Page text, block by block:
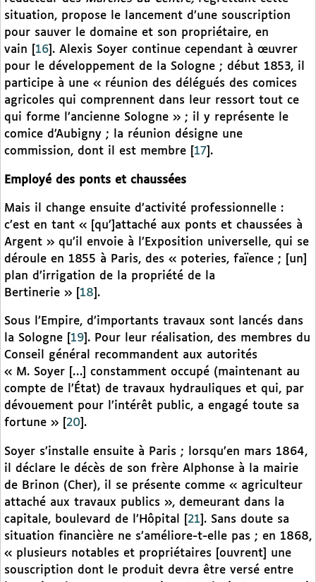
situation, propose le lancement d’une souscription
pour sauver le domaine et son propriétaire, en
vain
16 . Alexis Soyer continue cependant à œuvrer
pour le développement de la Sologne ; début 1853, il
participe à une « réunion des délégués des comices
agricoles qui comprennent dans leur ressort tout ce
qui forme l’ancienne Sologne » ; il y représente le
comice d’Aubigny ; la réunion désigne une
commission, dont il est membre
17 .
Employé des ponts et chaussées
Mais il change ensuite d’activité professionnelle :
c’est en tant « [qu’]attaché aux ponts et chaussées à
Argent » qu’il envoie à l’Exposition universelle, qui se
déroule en 1855 à Paris, des « poteries, faïence ; [un]
plan d’irrigation de la propriété de la
Bertinerie »
18 .
Sous l’Empire, d’importants travaux sont lancés dans
la Sologne
19 . Pour leur réalisation, des membres du
Conseil général recommandent aux autorités
« M. Soyer […] constamment occupé (maintenant au
compte de l’État) de travaux hydrauliques et qui, par
dévouement pour l’intérêt public, a engagé toute sa
fortune »
20 .
Soyer s’installe ensuite à Paris ; lorsqu’en mars 1864,
il déclare le décès de son frère Alphonse à la mairie
de Brinon (Cher), il se présente comme « agriculteur
attaché aux travaux publics », demeurant dans la
capitale, boulevard de l’Hôpital
21 . Sans doute sa
situation financière ne s’améliore-t-elle pas ; en 1868,
« plusieurs notables et propriétaires [ouvrent] une
souscription dont le produit devra être versé entre